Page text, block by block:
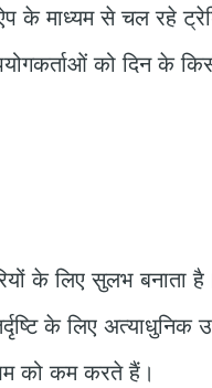
के माध्यम से चल रहे
को दिन के
के लिए सुलभ बनाता
के लिए अत्याधुनिक
को कम करते हैं।